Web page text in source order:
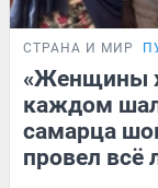
СТРАНА И МИР
«Женщины
каждом
самарца
провел всё